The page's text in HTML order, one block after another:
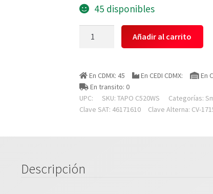
45 disponibles
C520ws
Camara
Ip
Wifi
Nocturna
Añadir al carrito
En CDMX: 45 En CEDI CDMX: En
En transito: 0
UPC:
SKU: TAPO C520WS Categorías:
Clave SAT: 46171610
Clave Alterna: CV-
Descripción